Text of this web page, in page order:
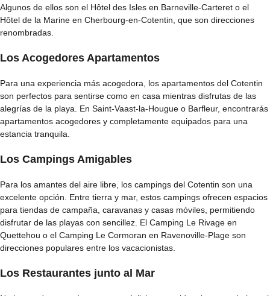
Algunos de ellos son el Hôtel des Isles en Barneville-Carteret o el
Hôtel de la Marine en Cherbourg-en-Cotentin, que son direcciones
renombradas.
Los Acogedores Apartamentos
Para una experiencia más acogedora, los apartamentos del Cotentin
son perfectos para sentirse como en casa mientras disfrutas de las
alegrías de la playa. En Saint-Vaast-la-Hougue o Barfleur, encontrarás
apartamentos acogedores y completamente equipados para una
estancia tranquila.
Los Campings Amigables
Para los amantes del aire libre, los campings del Cotentin son una
excelente opción. Entre tierra y mar, estos campings ofrecen espacios
para tiendas de campaña, caravanas y casas móviles, permitiendo
disfrutar de las playas con sencillez. El Camping Le Rivage en
Quettehou o el Camping Le Cormoran en Ravenoville-Plage son
direcciones populares entre los vacacionistas.
Los Restaurantes junto al Mar